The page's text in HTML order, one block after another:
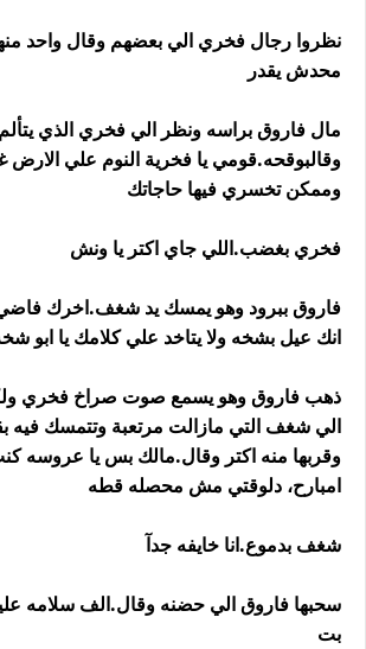
نظروا رجال فخري الي بعضهم وقال واحد
محدش يقدر
مال فاروق براسه ونظر الي فخري الذي
وقالبوقحه.قومي يا فخرية النوم علي
وممكن تخسري فيها حاجاتك
فخري بغضب.اللي جاي اكتر يا ونش
فاروق ببرود وهو يمسك يد شغف.اخرك فاضي
انك عيل بشخه ولا يتاخد علي كلامك يا ابو
ذهب فاروق وهو يسمع صوت صراخ فخري
الي شغف التي مازالت مرتعبة وتتمسك فيه
وقربها منه اكتر وقال.مالك بس يا عروسه
امبارح، دلوقتي مش محصله قطه
شغف بدموع.انا خايفه جدآ
سحبها فاروق الي حضنه وقال.الف سلامه
بت